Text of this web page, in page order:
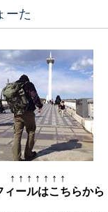
ーた
↑ ↑ ↑ ↑ ↑ ↑ ↑
ィールはこちらから